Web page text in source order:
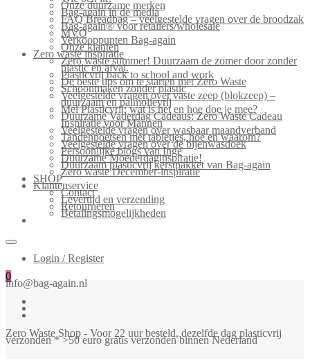
Onze duurzame merken
Bag-again in de media
FAQ Breadbag – veelgestelde vragen over de broodzak
Bag-again® voor retailers/wholesale
MVO
Verkooppunten Bag-again
Onze klanten
Zero waste inspiratie
Zero waste summer! Duurzaam de zomer door zonder
plastic en afval.
Plasticvrij back to school and work
De beste tips om te starten met Zero Waste
Schoonmaken zonder plastic
Veelgestelde vragen over vaste zeep (blokzeep) –
duurzaam en palmolievrij
Mei Plasticvrij: wat is het en hoe doe je mee?
Duurzame Vaderdag Cadeaus: Zero Waste Cadeau
Inspiratie voor Mannen
Veelgestelde vragen over wasbaar maandverband
Tandenpoetsen met tabletjes, hoe en waarom?
Veelgestelde vragen over de bijenwasdoek
Persoonlijke blogs van Inge
Duurzame Moederdaginspiratie!
Duurzaam plasticvrij kerstpakket van Bag-again
Zero waste December-inspiratie
SHOP
Klantenservice
Contact
Levertijd en verzending
Retourneren
Betalingsmogelijkheden
Login / Register
0
info@bag-again.nl
Zero Waste Shop - Voor 22 uur besteld, dezelfde dag plasticvrij
verzonden * >50 euro gratis verzonden binnen Nederland